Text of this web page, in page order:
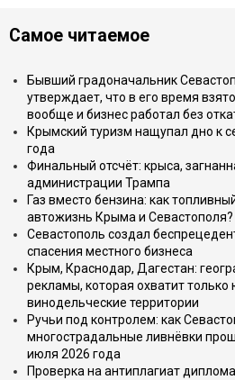
Самое читаемое
Бывший градоначальник
утверждает, что в его время
вообще и бизнес работал без
Крымский туризм нащупал дно к
года
Финальный отсчёт: крыса,
администрации Трампа
Газ вместо бензина: как
автожизнь Крыма и Севастополя?
Севастополь создал
спасения местного бизнеса
Крым, Краснодар, Дагестан:
рекламы, которая охватит
винодельческие территории
Ручьи под контролем: как
многострадальные ливнёвки
июля 2026 года
Проверка на антиплагиат